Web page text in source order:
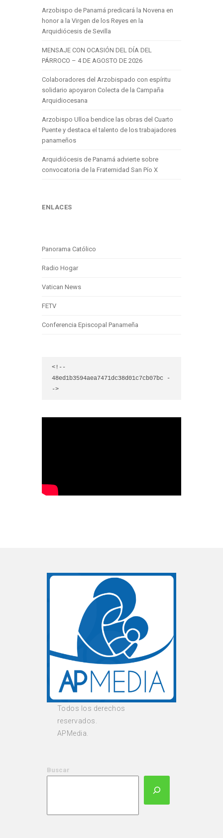
Arzobispo de Panamá predicará la Novena en
honor a la Virgen de los Reyes en la
Arquidiócesis de Sevilla
MENSAJE CON OCASIÓN DEL DÍA DEL
PÁRROCO – 4 DE AGOSTO DE 2026
Colaboradores del Arzobispado con espíritu
solidario apoyaron Colecta de la Campaña
Arquidiocesana
Arzobispo Ulloa bendice las obras del Cuarto
Puente y destaca el talento de los trabajadores
panameños
Arquidiócesis de Panamá advierte sobre
convocatoria de la Fraternidad San Pío X
ENLACES
Panorama Católico
Radio Hogar
Vatican News
FETV
Conferencia Episcopal Panameña
<!--
48ed1b3594aea7471dc38d01c7cb07bc -
->
Todos los derechos
reservados.
APMedia.
Buscar